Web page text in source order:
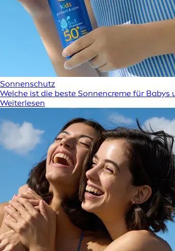
Sonnenschutz
Welche ist die beste Sonnencreme für
Weiterlesen